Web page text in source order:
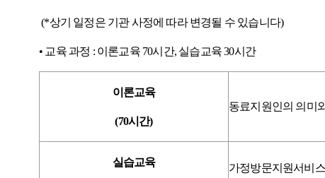
(*상기 일정은 기관 사정에 따라 변경될 수 있습니다)
• 교육 과정 : 이론교육 70시간, 실습교육30시간
이론교육
(70시간)
동료지원인의 의미
실습교육 가정방문지원서비스